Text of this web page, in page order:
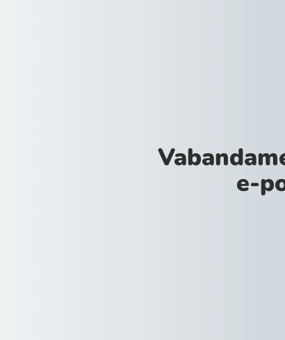
e-